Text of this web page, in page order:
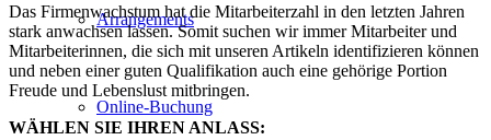
Arrangements
Online-Buchung
Das Firmenwachstum hat die Mitarbeiterzahl in den letzten Jahren
stark anwachsen lassen. Somit suchen wir immer Mitarbeiter und
Mitarbeiterinnen, die sich mit unseren Artikeln identifizieren können
und neben einer guten Qualifikation auch eine gehörige Portion
Freude und Lebenslust mitbringen.
WÄHLEN SIE IHREN ANLASS: